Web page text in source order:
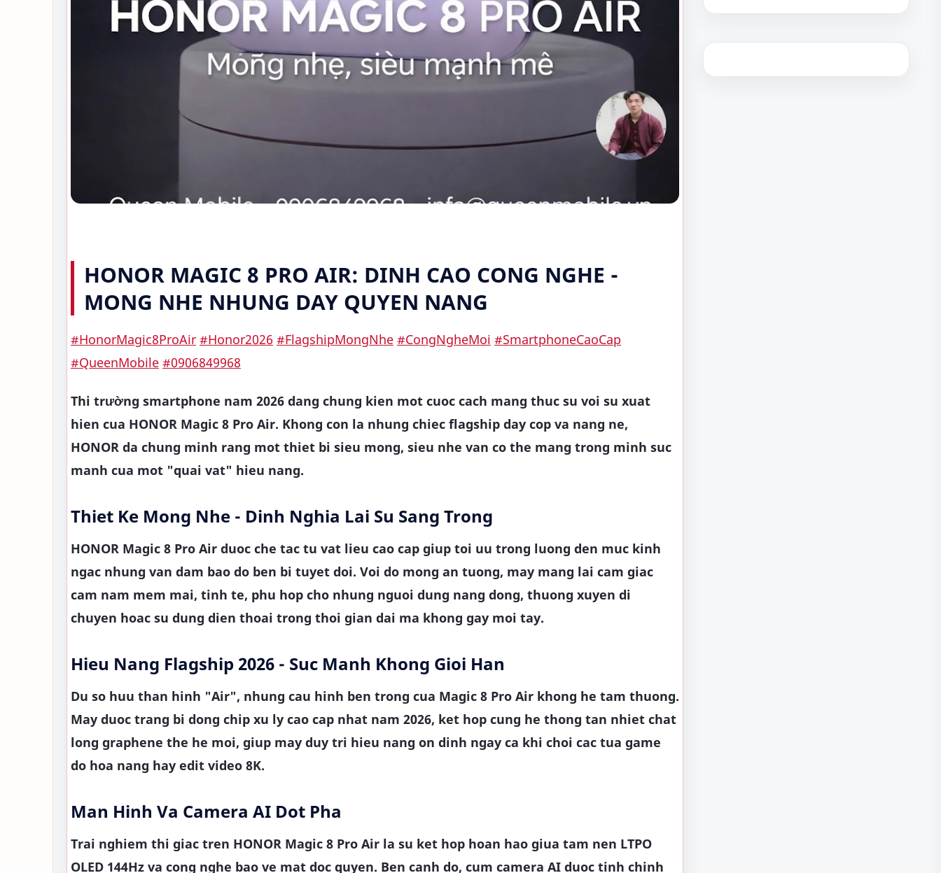
HONOR MAGIC 8 PRO AIR: DINH CAO CONG NGHE -
MONG NHE NHUNG DAY QUYEN NANG
#HonorMagic8ProAir #Honor2026 #FlagshipMongNhe #CongNgheMoi #SmartphoneCaoCap
#QueenMobile #0906849968
Thi trường smartphone nam 2026 dang chung kien mot cuoc cach mang thuc su voi su xuat
hien cua HONOR Magic 8 Pro Air. Khong con la nhung chiec flagship day cop va nang ne,
HONOR da chung minh rang mot thiet bi sieu mong, sieu nhe van co the mang trong minh suc
manh cua mot "quai vat" hieu nang.
Thiet Ke Mong Nhe - Dinh Nghia Lai Su Sang Trong
HONOR Magic 8 Pro Air duoc che tac tu vat lieu cao cap giup toi uu trong luong den muc kinh
ngac nhung van dam bao do ben bi tuyet doi. Voi do mong an tuong, may mang lai cam giac
cam nam mem mai, tinh te, phu hop cho nhung nguoi dung nang dong, thuong xuyen di
chuyen hoac su dung dien thoai trong thoi gian dai ma khong gay moi tay.
Hieu Nang Flagship 2026 - Suc Manh Khong Gioi Han
Du so huu than hinh "Air", nhung cau hinh ben trong cua Magic 8 Pro Air khong he tam thuong.
May duoc trang bi dong chip xu ly cao cap nhat nam 2026, ket hop cung he thong tan nhiet chat
long graphene the he moi, giup may duy tri hieu nang on dinh ngay ca khi choi cac tua game
do hoa nang hay edit video 8K.
Man Hinh Va Camera AI Dot Pha
Trai nghiem thi giac tren HONOR Magic 8 Pro Air la su ket hop hoan hao giua tam nen LTPO
OLED 144Hz va cong nghe bao ve mat doc quyen. Ben canh do, cum camera AI duoc tinh chinh